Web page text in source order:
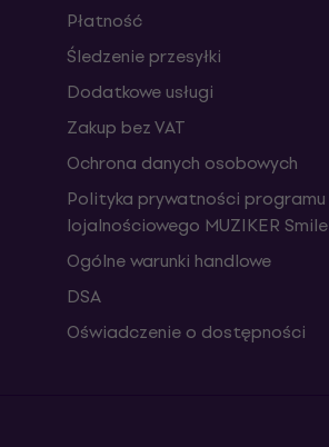
Płatność
Śledzenie przesyłki
Dodatkowe usługi
Zakup bez VAT
Ochrona danych osobowych
Polityka prywatności programu
lojalnościowego MUZIKER Smile
Ogólne warunki handlowe
DSA
Oświadczenie o dostępności